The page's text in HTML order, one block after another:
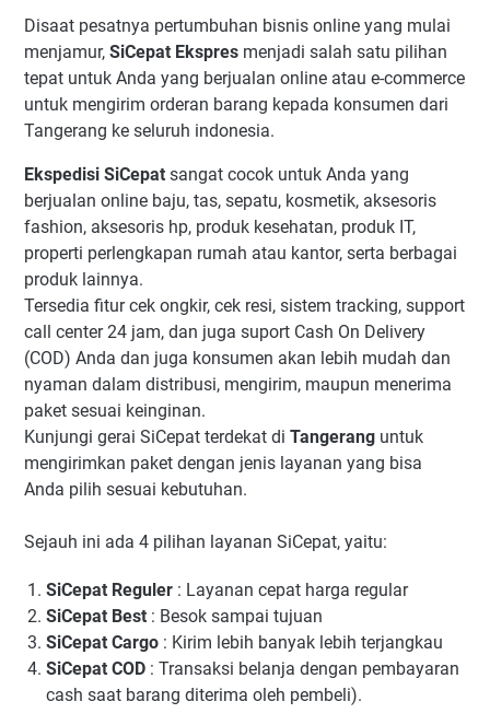
Sicepat Expres Bintaro
Si cepat Curug
SiCepat Ekspres legoso Pisangan Ciputat timur
SiCepat Ekspres Tangerang Legok
Sicepat Ekspres Jombang
SICEPAT EKSPRES Cisauk
Disaat pesatnya pertumbuhan bisnis online yang mulai
menjamur, SiCepat Ekspres menjadi salah satu pilihan
tepat untuk Anda yang berjualan online atau e-commerce
untuk mengirim orderan barang kepada konsumen dari
Tangerang ke seluruh indonesia.
Ekspedisi SiCepat sangat cocok untuk Anda yang
berjualan online baju, tas, sepatu, kosmetik, aksesoris
fashion, aksesoris hp, produk kesehatan, produk IT,
properti perlengkapan rumah atau kantor, serta berbagai
produk lainnya.
Tersedia fitur cek ongkir, cek resi, sistem tracking, support
call center 24 jam, dan juga suport Cash On Delivery
(COD) Anda dan juga konsumen akan lebih mudah dan
nyaman dalam distribusi, mengirim, maupun menerima
paket sesuai keinginan.
Kunjungi gerai SiCepat terdekat di Tangerang untuk
mengirimkan paket dengan jenis layanan yang bisa
Anda pilih sesuai kebutuhan.
Sejauh ini ada 4 pilihan layanan SiCepat, yaitu:
SiCepat Reguler : Layanan cepat harga regular
SiCepat Best : Besok sampai tujuan
SiCepat Cargo : Kirim lebih banyak lebih terjangkau
SiCepat COD : Transaksi belanja dengan pembayaran
cash saat barang diterima oleh pembeli).